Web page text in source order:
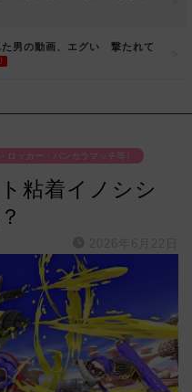
た男の動画、エグい 撃たれて
ロッカー・バンカラマッチ等）
粘着イノシシ